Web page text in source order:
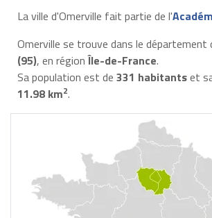
La ville d'Omerville fait partie de l'
Omerville se trouve dans le département
(95), en régionÎle-de-France.
Sa population est de 331 habitantset
11.98 km2.